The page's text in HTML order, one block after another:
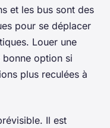
et les bus sont des
pour se déplacer
Louer une
option si
plus reculées à
Il est